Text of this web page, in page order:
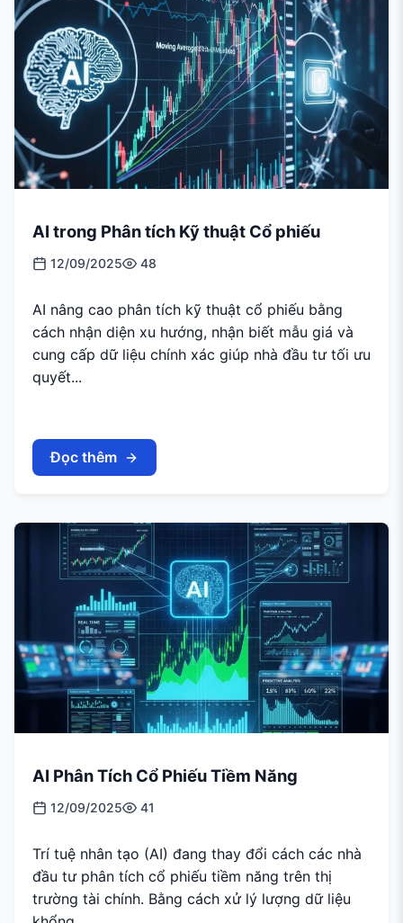
AI trong Phân tích Kỹ thuật Cổ phiếu
12/09/2025 48
AI nâng cao phân tích kỹ thuật cổ phiếu bằng
cách nhận diện xu hướng, nhận biết mẫu giá và
cung cấp dữ liệu chính xác giúp nhà đầu tư tối ưu
quyết...
Đọc thêm
AI Phân Tích Cổ Phiếu Tiềm Năng
12/09/2025 41
Trí tuệ nhân tạo (AI) đang thay đổi cách các nhà
đầu tư phân tích cổ phiếu tiềm năng trên thị
trường tài chính. Bằng cách xử lý lượng dữ liệu